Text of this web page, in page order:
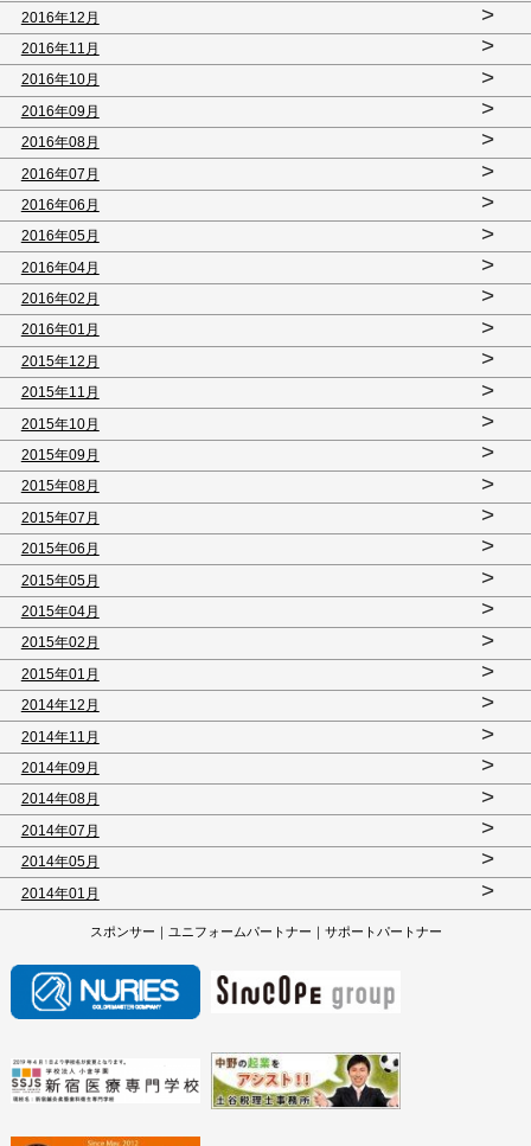
2016年12月 >
2016年11月 >
2016年10月 >
2016年09月 >
2016年08月 >
2016年07月 >
2016年06月 >
2016年05月 >
2016年04月 >
2016年02月 >
2016年01月 >
2015年12月 >
2015年11月 >
2015年10月 >
2015年09月 >
2015年08月 >
2015年07月 >
2015年06月 >
2015年05月 >
2015年04月 >
2015年02月 >
2015年01月 >
2014年12月 >
2014年11月 >
2014年09月 >
2014年08月 >
2014年07月 >
2014年05月 >
2014年01月 >
スポンサー｜ユニフォームパートナー｜サポートパートナー